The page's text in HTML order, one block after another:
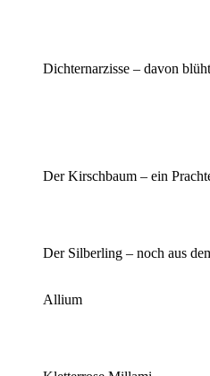
Dichternarzisse – davon
Der Kirschbaum – ein
Der Silberling – noch aus
Allium